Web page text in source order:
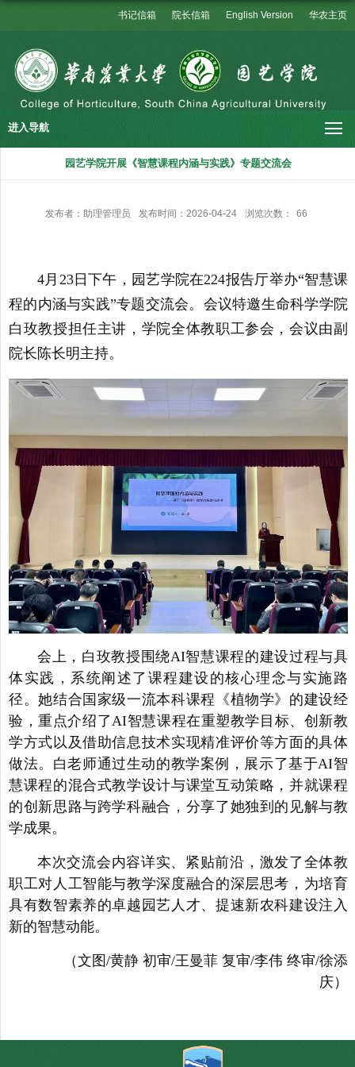
书记信箱 院长信箱 English Version 华农主页
进入导航
园艺学院开展《智慧课程内涵与实践》专题交流会
发布者：助理管理员 发布时间：2026-04-24 浏览次数： 66
4月23日下午，园艺学院在224报告厅举办“智慧课
程的内涵与实践”专题交流会。会议特邀生命科学学院
白玫教授担任主讲，学院全体教职工参会，会议由副
院长陈长明主持。
会上，白玫教授围绕AI智慧课程的建设过程与具
体实践，系统阐述了课程建设的核心理念与实施路
径。她结合国家级一流本科课程《植物学》的建设经
验，重点介绍了AI智慧课程在重塑教学目标、创新教
学方式以及借助信息技术实现精准评价等方面的具体
做法。白老师通过生动的教学案例，展示了基于AI智
慧课程的混合式教学设计与课堂互动策略，并就课程
的创新思路与跨学科融合，分享了她独到的见解与教
学成果。
本次交流会内容详实、紧贴前沿，激发了全体教
职工对人工智能与教学深度融合的深层思考，为培育
具有数智素养的卓越园艺人才、提速新农科建设注入
新的智慧动能。
（文图/黄静 初审/王曼菲 复审/李伟 终审/徐添
庆）